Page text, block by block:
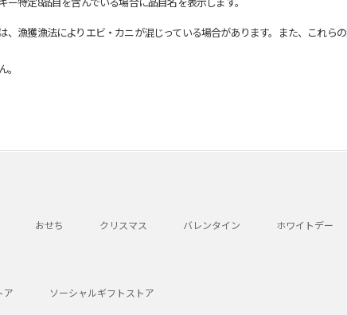
漁獲漁法によりエビ・カニが混じっている場合があります。また、これら
おせち クリスマス バレンタイン ホワイトデー
ア ソーシャルギフトストア